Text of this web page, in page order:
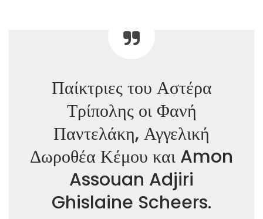
Παίκτριες του Αστέρα
Τρίπολης οι Φανή
Παντελάκη, Αγγελική
Δωροθέα Κέμου και Amon
Assouan Adjiri
Ghislaine Scheers.